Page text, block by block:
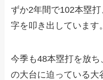
ずか2年間で102本塁
字を叩き出しています。
今季も48本塁打を放ち
の大台に迫っている大